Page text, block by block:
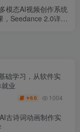
模态AI视频创作系统
，Seedance 2.0详细
础学习，从软件实
业
￥6.6 1004
古诗词动画制作实